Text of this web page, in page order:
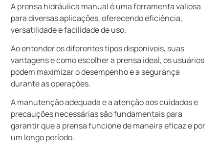
A prensa hidráulica manual é uma ferramenta valiosa
para diversas aplicações, oferecendo eficiência,
versatilidade e facilidade de uso.
Ao entender os diferentes tipos disponíveis, suas
vantagens e como escolher a prensa ideal, os usuários
podem maximizar o desempenho e a segurança
durante as operações.
A manutenção adequada e a atenção aos cuidados e
precauções necessárias são fundamentais para
garantir que a prensa funcione de maneira eficaz e por
um longo período.